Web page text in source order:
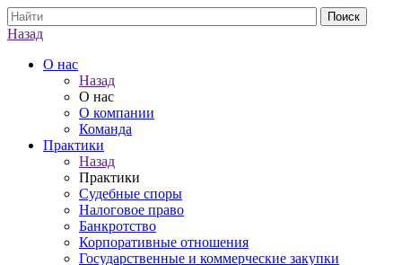
Назад
О нас
Назад
О нас
О компании
Команда
Практики
Назад
Практики
Судебные споры
Налоговое право
Банкротство
Корпоративные отношения
Государственные и коммерческие закупки